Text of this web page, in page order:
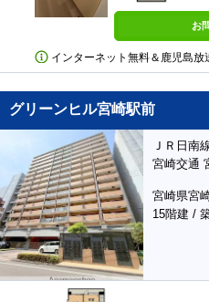
お
インターネット無料＆鹿児島放
グリーンヒル宮崎駅前
ＪＲ日南
宮崎交通
宮崎県宮
15階建 /